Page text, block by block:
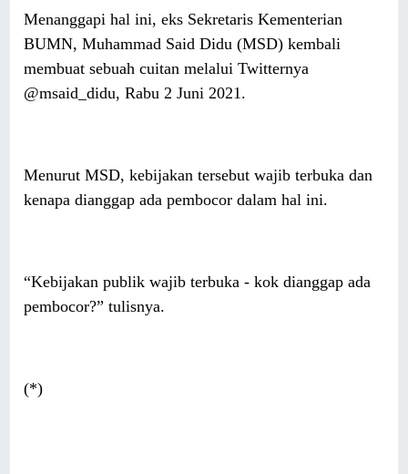
Menanggapi hal ini, eks Sekretaris Kementerian
BUMN, Muhammad Said Didu (MSD) kembali
membuat sebuah cuitan melalui Twitternya
@msaid_didu, Rabu 2 Juni 2021.
Menurut MSD, kebijakan tersebut wajib terbuka dan
kenapa dianggap ada pembocor dalam hal ini.
“Kebijakan publik wajib terbuka - kok dianggap ada
pembocor?” tulisnya.
(*)